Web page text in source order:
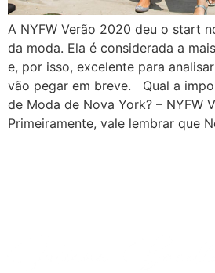
A NYFW Verão 2020 deu o start
da moda. Ela é considerada a
e, por isso, excelente para
vão pegar em breve. Qual a
de Moda de Nova York? – NYFW
Primeiramente, vale lembrar que